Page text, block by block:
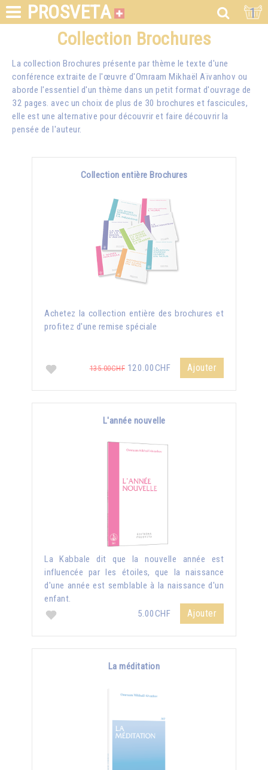
PROSVETA 1
Collection Brochures
La collection Brochures présente par thème le texte d'une
conférence extraite de l'œuvre d'Omraam Mikhaël Aïvanhov ou
aborde l'essentiel d'un thème dans un petit format d'ouvrage de
32 pages. avec un choix de plus de 30 brochures et fascicules,
elle est une alternative pour découvrir et faire découvrir la
pensée de l'auteur.
Collection entière Brochures
Achetez la collection entière des brochures et
profitez d'une remise spéciale
135.00CHF 120.00CHF Ajouter
L'année nouvelle
La Kabbale dit que la nouvelle année est
influencée par les étoiles, que la naissance
d'une année est semblable à la naissance d'un
enfant.
5.00CHF
Ajouter
La méditation